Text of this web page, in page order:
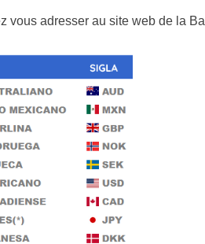
vous adresser au site web de la